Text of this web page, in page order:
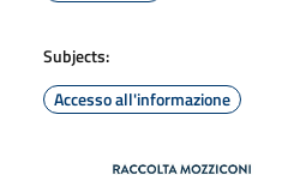
Subjects:
Accesso all'informazione